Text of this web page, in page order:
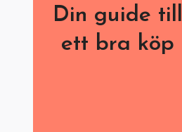
Din guide till
ett bra köp